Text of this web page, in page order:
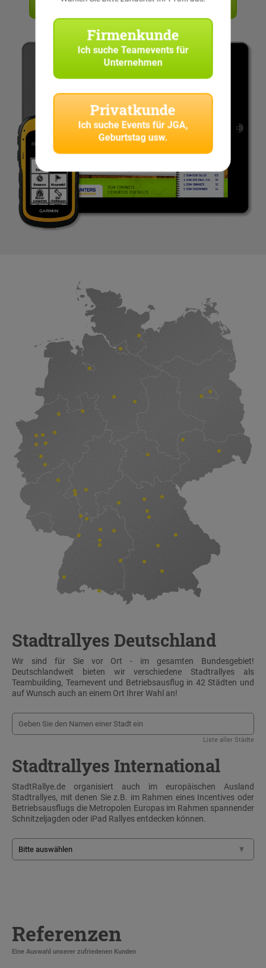
Angebot anfordern
Stadtrallyes Deutschland
Wir sind für Sie vor Ort - im gesamten Bundesgebiet!
Deutschlandweit bieten wir verschiedene Stadtrallyes als
Teambuilding, Teamevent und Betriebsausflug in 42 Städten und
auf Wunsch auch an einem Ort Ihrer Wahl an!
Liste aller Städte
Stadtrallyes International
StadtRallye.de organisiert auch im europäischen Ausland
Stadtrallyes, mit denen Sie z.B. im Rahmen eines Incentives oder
Betriebsausflugs die Metropolen Europas im Rahmen spannender
Schnitzeljagden oder iPad Rallyes entdecken können.
Referenzen
Eine Auswahl unserer zufriedenen Kunden
Firmenkunde
Ich sucheTeamevents für
Unternehmen
Privatkunde
Ich suche Events für JGA,
Geburtstag usw.